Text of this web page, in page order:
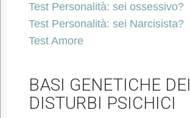
Test Personalità: sei ossessivo?
Test Personalità: sei Narcisista?
Test Amore
BASI GENETICHE DEI
DISTURBI PSICHICI